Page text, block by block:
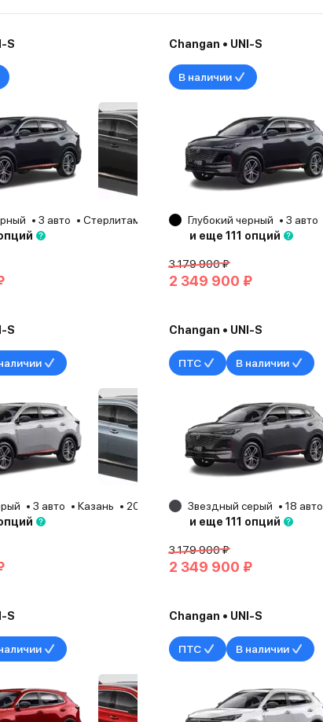
S
3 авто Стерлитамак
2025
Changan • UNI-S
В наличии
Глубокий черный 3 авто
и еще 111 опций
3 179 900 ₽
2 349 900 ₽
S
3 авто Казань
2025
Changan • UNI-S
ПТС В наличии
Звездный серый 18 авто
и еще 111 опций
3 179 900 ₽
2 349 900 ₽
S Changan • UNI-S
ПТС В наличии